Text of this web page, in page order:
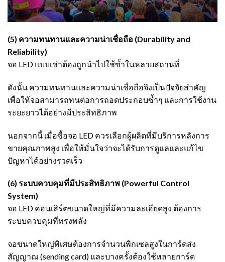
(5) ความทนทานและความน่าเชื่อถือ (Durability and
Reliability)
จอ LED แบบเช่าต้องถูกนำไปใช้ซ้ำในหลายสถานที่
ดังนั้น ความทนทานและความน่าเชื่อถือจึงเป็นปัจจัยสำคัญ
เพื่อให้จอสามารถทนต่อการถอดประกอบซ้ำๆ และการใช้งาน
ระยะยาวได้อย่างมีประสิทธิภาพ
นอกจากนี้ เมื่อซื้อจอ LED ควรเลือกผู้ผลิตที่มีบริการหลังการ
ขายคุณภาพสูง เพื่อให้มั่นใจว่าจะได้รับการดูแลและแก้ไข
ปัญหาได้อย่างรวดเร็ว
(6) ระบบควบคุมที่มีประสิทธิภาพ (Powerful Control
System)
จอ LED คอนเสิร์ตขนาดใหญ่ที่มีความละเอียดสูง ต้องการ
ระบบควบคุมที่ทรงพลัง
จอขนาดใหญ่พิเศษต้องการจำนวนพิกเซลสูงในการ์ดส่ง
สัญญาณ (sending card) และบางครั้งต้องใช้หลายการ์ด